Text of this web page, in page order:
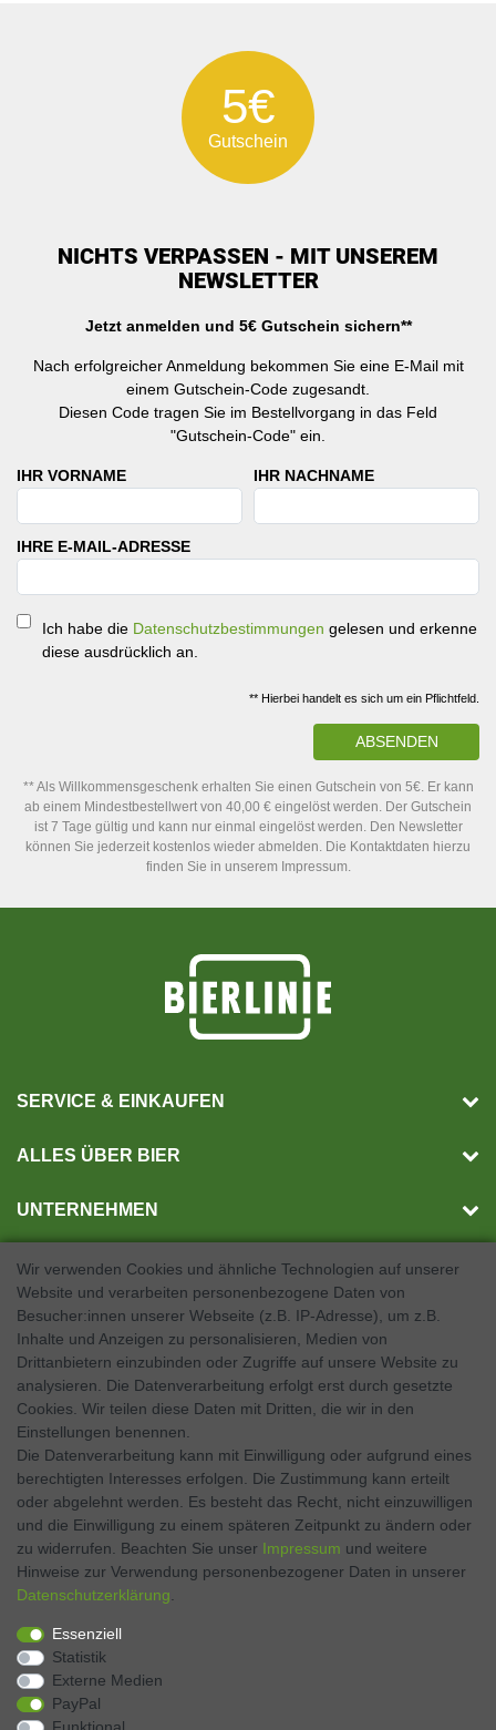
5€
Gutschein
NICHTS VERPASSEN - MIT UNSEREM
NEWSLETTER
Jetzt anmelden und 5€ Gutschein sichern**
Nach erfolgreicher Anmeldung bekommen Sie eine E-Mail mit
einem Gutschein-Code zugesandt.
Diesen Code tragen Sie im Bestellvorgang in das Feld
"Gutschein-Code" ein.
IHR VORNAME IHR NACHNAME
IHRE E-MAIL-ADRESSE
Ich habe die Datenschutzbestimmungen gelesen und erkenne
diese ausdrücklich an.
** Hierbei handelt es sich um ein Pflichtfeld.
ABSENDEN
** Als Willkommensgeschenk erhalten Sie einen Gutschein von 5€. Er kann
ab einem Mindestbestellwert von 40,00 € eingelöst werden. Der Gutschein
ist 7 Tage gültig und kann nur einmal eingelöst werden. Den Newsletter
können Sie jederzeit kostenlos wieder abmelden. Die Kontaktdaten hierzu
finden Sie in unserem Impressum.
SERVICE & EINKAUFEN
ALLES ÜBER BIER
UNTERNEHMEN
SOCIAL MEDIA
Twitter
Instagram
VERTRAG WIDERRUFEN Kontakt
Zahlen Sie bequem per
Wir verwenden Cookies und ähnliche Technologien auf unserer
Website und verarbeiten personenbezogene Daten von
Besucher:innen unserer Webseite (z.B. IP-Adresse), um z.B.
Inhalte und Anzeigen zu personalisieren, Medien von
Drittanbietern einzubinden oder Zugriffe auf unsere Website zu
analysieren. Die Datenverarbeitung erfolgt erst durch gesetzte
Cookies. Wir teilen diese Daten mit Dritten, die wir in den
Einstellungen benennen.
Die Datenverarbeitung kann mit Einwilligung oder aufgrund eines
berechtigten Interesses erfolgen. Die Zustimmung kann erteilt
oder abgelehnt werden. Es besteht das Recht, nicht einzuwilligen
und die Einwilligung zu einem späteren Zeitpunkt zu ändern oder
zu widerrufen. Beachten Sie unser Impressum und weitere
Hinweise zur Verwendung personenbezogener Daten in unserer
Daten­schutz­erklärung
Essenziell
Statistik
Externe Medien
PayPal